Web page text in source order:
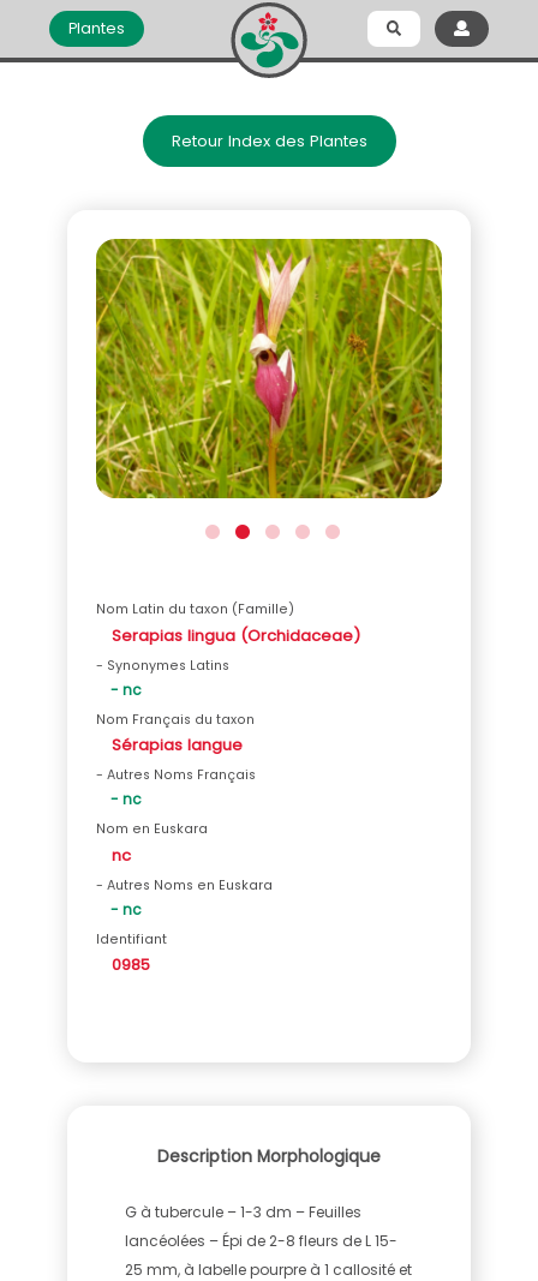
Plantes
Retour Index des Plantes
Nom Latin du taxon (Famille)
Serapias lingua (Orchidaceae)
- Synonymes Latins
- nc
Nom Français du taxon
Sérapias langue
- Autres Noms Français
- nc
Nom en Euskara
nc
- Autres Noms en Euskara
- nc
Identifiant
0985
Description Morphologique
G à tubercule – 1-3 dm – Feuilles
lancéolées – Épi de 2-8 fleurs de L 15-
25 mm, à labelle pourpre à 1 callosité et